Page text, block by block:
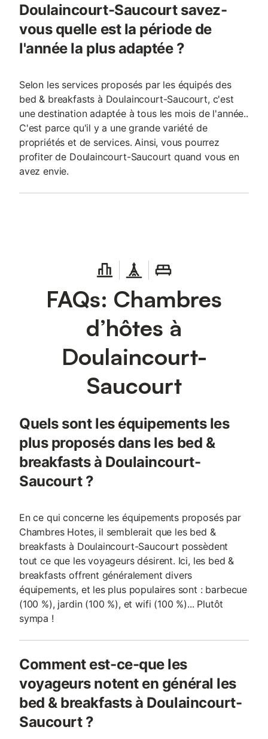
Doulaincourt-Saucourt savez-
vous quelle est la période de
l'année la plus adaptée ?
Selon les services proposés par les équipés des
bed & breakfasts à Doulaincourt-Saucourt, c'est
une destination adaptée à tous les mois de l'année..
C'est parce qu'il y a une grande variété de
propriétés et de services. Ainsi, vous pourrez
profiter de Doulaincourt-Saucourt quand vous en
avez envie.
FAQs: Chambres
d’hôtes à
Doulaincourt-
Saucourt
Quels sont les équipements les
plus proposés dans les bed &
breakfasts à Doulaincourt-
Saucourt ?
En ce qui concerne les équipements proposés par
Chambres Hotes, il semblerait que les bed &
breakfasts à Doulaincourt-Saucourt possèdent
tout ce que les voyageurs désirent. Ici, les bed &
breakfasts offrent généralement divers
équipements, et les plus populaires sont : barbecue
(100 %), jardin (100 %), et wifi (100 %)... Plutôt
sympa !
Comment est-ce-que les
voyageurs notent en général les
bed & breakfasts à Doulaincourt-
Saucourt ?